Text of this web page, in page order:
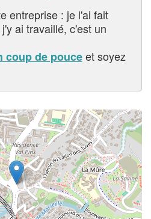
entreprise : je l'ai fait
ai travaillé, c'est un
coup de pouceet soyez